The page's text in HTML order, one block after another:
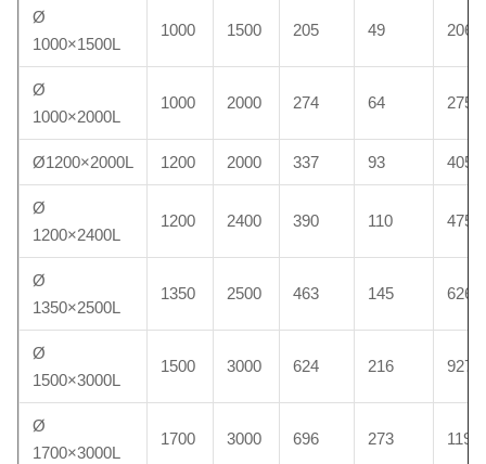
Ø
1000×1500L
1000 1500 205 49 206
Ø
1000×2000L
1000 2000 274 64 275
Ø1200×2000L 1200 2000 337 93 405
Ø
1200×2400L
1200 2400 390 110 475
Ø
1350×2500L
1350 2500 463 145 626
Ø
1500×3000L
1500 3000 624 216 927
Ø
1700×3000L
1700 3000 696 273 1191